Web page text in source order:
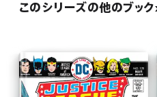
このシリーズの他のブック